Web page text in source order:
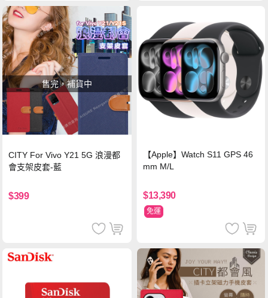
售完，補貨中
CITY For Vivo Y21 5G 浪漫都
會支架皮套-藍
$399
【Apple】Watch S11 GPS 46
mm M/L
$13,390
免運